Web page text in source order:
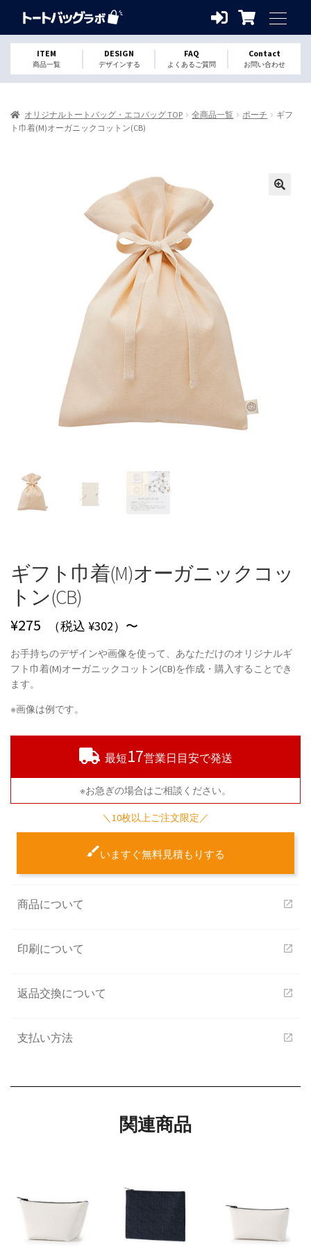
ITEM
商品一覧
DESIGN
デザインする
FAQ
よくあるご質問
Contact
お問い合わせ
オリジナルトートバッグ・エコバッグ TOP 全商品一覧 ポーチ
ギフ
ト巾着(M)オーガニックコットン(CB)
ギフト巾着(M)オーガニックコッ
トン(CB)
¥275 （税込 ¥302）〜
お手持ちのデザインや画像を使って、あなただけのオリジナルギ
フト巾着(M)オーガニックコットン(CB)を作成・購入することでき
ます。
※画像は例です。
最短17営業日目安で発送
※お急ぎの場合はご相談ください。
＼10枚以上ご注文限定／
いますぐ無料見積もりする
商品について open_in_new
印刷について open_in_new
返品交換について open_in_new
支払い方法 open_in_new
関連商品